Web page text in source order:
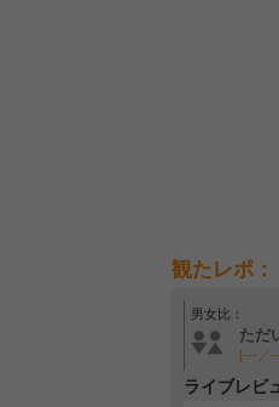
観たレポ：
男女比：
ただ
[---／
ライブレビ